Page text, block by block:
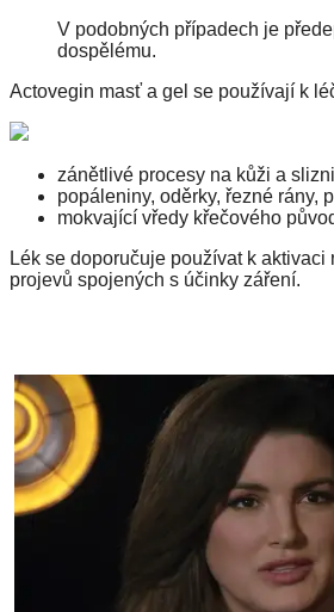
V podobných případech je
dospělému.
Actovegin masť a gel se používají k
zánětlivé procesy na kůži a
popáleniny, oděrky, řezné rány,
mokvající vředy křečového
Lék se doporučuje používat k
projevů spojených s účinky záření.